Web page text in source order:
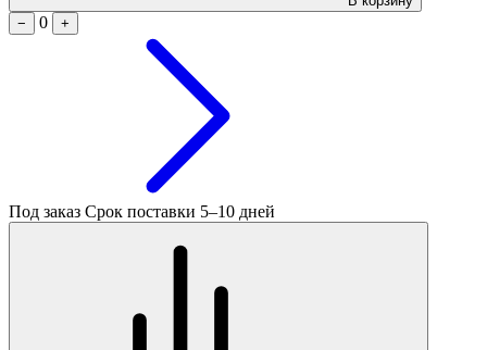
−
0 +
Под заказ Срок поставки 5–10 дней